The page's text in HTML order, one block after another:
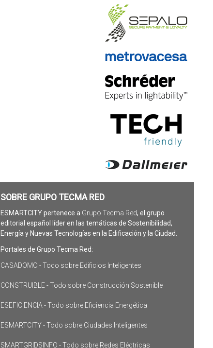
SOBRE GRUPO TECMA RED
ESMARTCITY pertenece a Grupo Tecma Red, el grupo
editorial español líder en las temáticas de Sostenibilidad,
Energía y Nuevas Tecnologías en la Edificación y la Ciudad.
Portales de Grupo Tecma Red:
CASADOMO - Todo sobre Edificios Inteligentes
CONSTRUIBLE - Todo sobre Construcción Sostenible
ESEFICIENCIA - Todo sobre Eficiencia Energética
ESMARTCITY - Todo sobre Ciudades Inteligentes
SMARTGRIDSINFO - Todo sobre Redes Eléctricas